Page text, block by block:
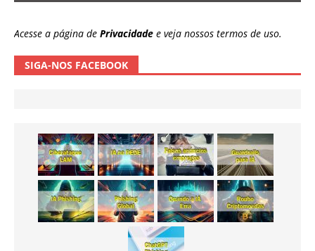
Acesse a página de Privacidade e veja nossos termos de uso.
SIGA-NOS FACEBOOK